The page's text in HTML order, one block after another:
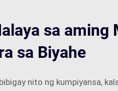
sa
sa Biyahe
nito ng kumpiyansa,